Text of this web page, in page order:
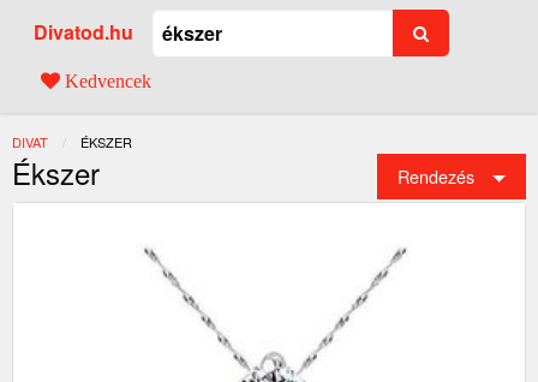
Divatod.hu
Kedvencek
DIVAT JELENLEGI:
ÉKSZER
Ékszer Rendezés